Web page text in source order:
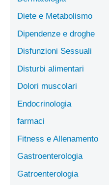
Diete e Metabolismo
Dipendenze e droghe
Disfunzioni Sessuali
Disturbi alimentari
Dolori muscolari
Endocrinologia
farmaci
Fitness e Allenamento
Gastroenterologia
Gatroenterologia